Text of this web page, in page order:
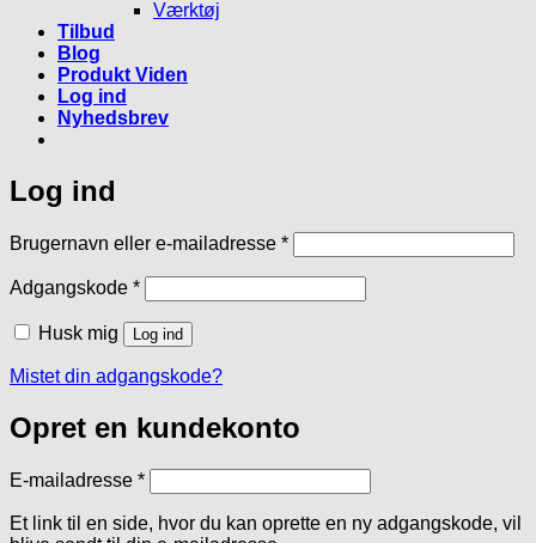
Værktøj
Tilbud
Blog
Produkt Viden
Log ind
Nyhedsbrev
Log ind
Brugernavn eller e-mailadresse *Påkrævet
Adgangskode *Påkrævet
Husk mig Log ind
Mistet din adgangskode?
Opret en kundekonto
E-mailadresse *Påkrævet
Et link til en side, hvor du kan oprette en ny adgangskode, vil